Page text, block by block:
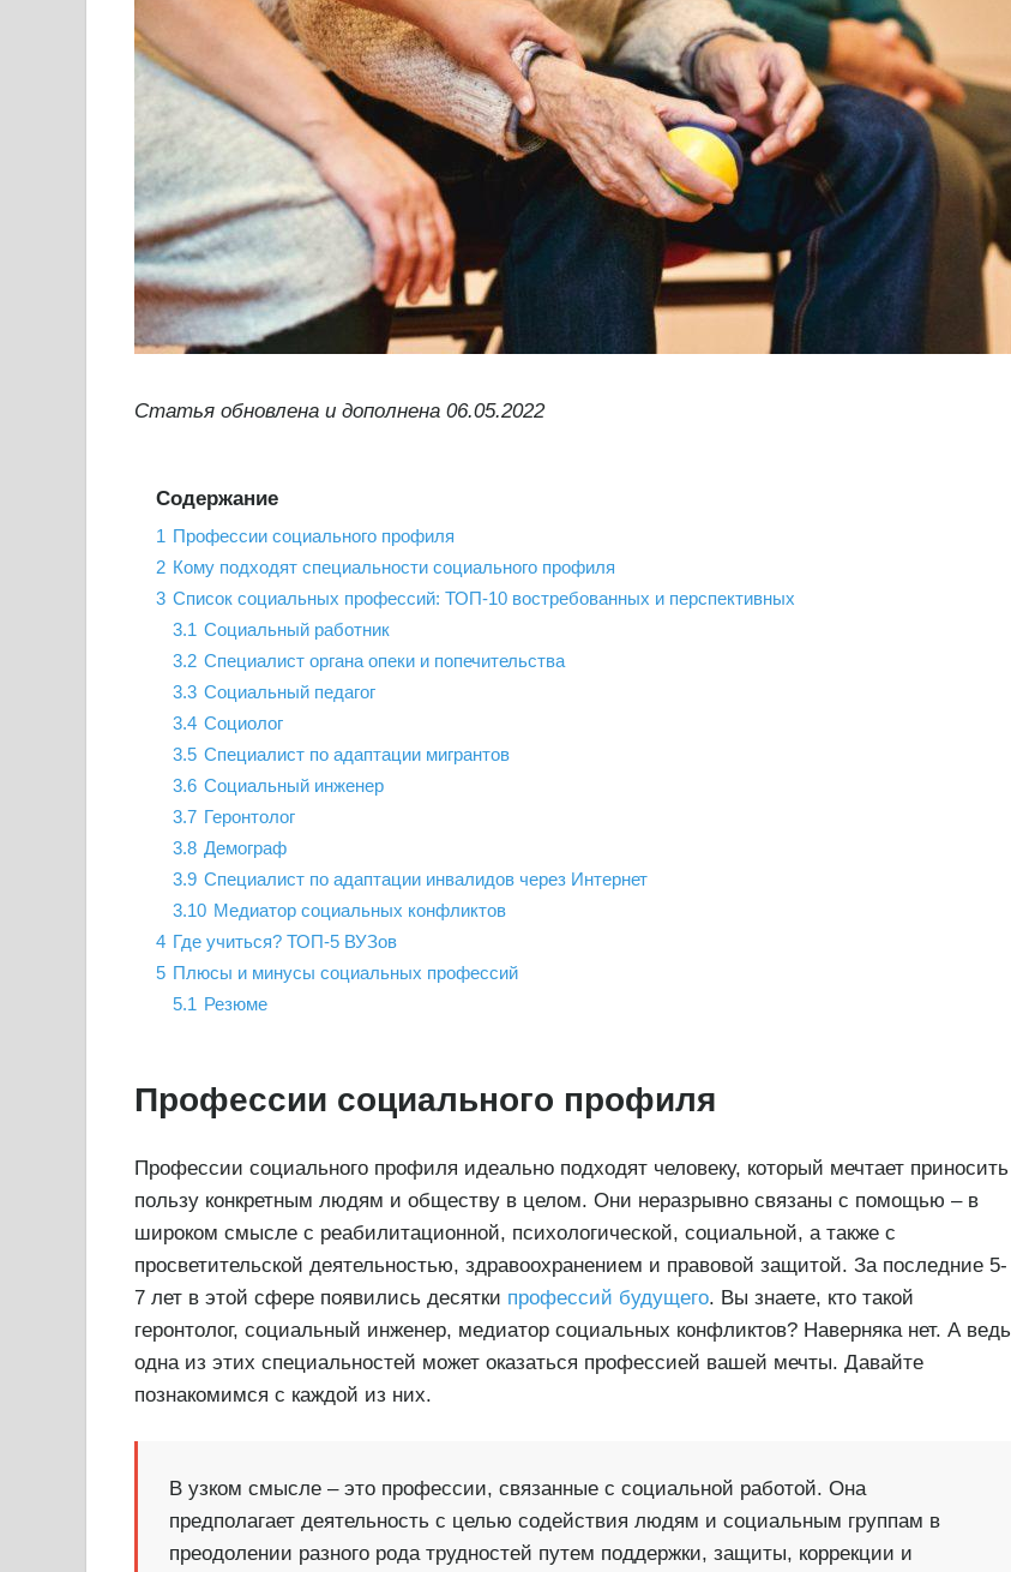
Статья обновлена и дополнена 06.05.2022
Содержание
1 Профессии социального профиля
2 Кому подходят специальности социального профиля
3 Список социальных профессий: ТОП-10 востребованных и перспективных
3.1 Социальный работник
3.2 Специалист органа опеки и попечительства
3.3 Социальный педагог
3.4 Социолог
3.5 Специалист по адаптации мигрантов
3.6 Социальный инженер
3.7 Геронтолог
3.8 Демограф
3.9 Специалист по адаптации инвалидов через Интернет
3.10 Медиатор социальных конфликтов
4 Где учиться? ТОП-5 ВУЗов
5 Плюсы и минусы социальных профессий
5.1 Резюме
Профессии социального профиля
Профессии социального профиля идеально подходят человеку, который мечтает приносить
пользу конкретным людям и обществу в целом. Они неразрывно связаны с помощью – в
широком смысле с реабилитационной, психологической, социальной, а также с
просветительской деятельностью, здравоохранением и правовой защитой. За последние 5-
7 лет в этой сфере появились десятки профессий будущего. Вы знаете, кто такой
геронтолог, социальный инженер, медиатор социальных конфликтов? Наверняка нет. А ведь
одна из этих специальностей может оказаться профессией вашей мечты. Давайте
познакомимся с каждой из них.
В узком смысле – это профессии, связанные с социальной работой. Она
предполагает деятельность с целью содействия людям и социальным группам в
преодолении разного рода трудностей путем поддержки, защиты, коррекции и